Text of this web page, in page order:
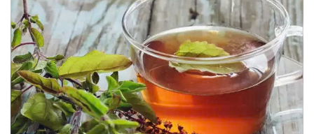
Thế giới thể thao
eSports
Hậu trường
Tư vấn